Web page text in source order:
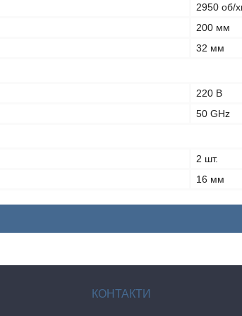
2950 об/
200 мм
32 мм
220 В
50 GHz
2 шт.
16 мм